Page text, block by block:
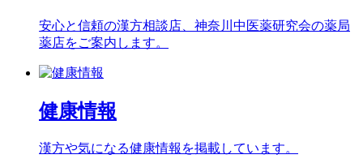
安心と信頼の漢方相談店、神奈川中医薬研究会の薬局
薬店をご案内します。
健康情報
漢方や気になる健康情報を掲載しています。